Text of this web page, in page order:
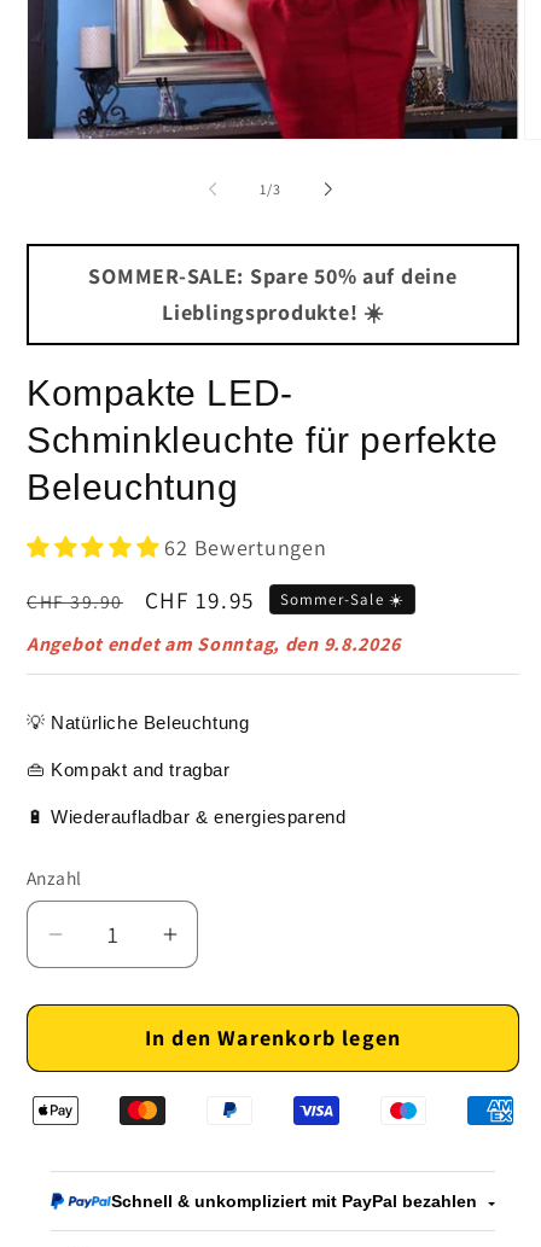
1 /von
3
SOMMER-SALE: Spare 50% auf deine
Lieblingsprodukte! ☀️
Kompakte LED-
Schminkleuchte für perfekte
Beleuchtung
62 Bewertungen
Normaler
Preis
CHF 39.90 Verkaufspreis
CHF 19.95 Sommer-Sale ☀️
Angebot endet am Sonntag, den 9.8.2026
💡 Natürliche Beleuchtung
👜 Kompakt and tragbar
🔋 Wiederaufladbar & energiesparend
Anzahl
Verringere
die
Menge
Kompakte
LED-
Schminkleuchte
für
perfekte
Beleuchtung
Erhöhe
die
Menge
für
Kompakte
LED-
Schminkleuchte
für
perfekte
Beleuchtung
In den Warenkorb legen
Schnell & unkompliziert mit PayPal bezahlen